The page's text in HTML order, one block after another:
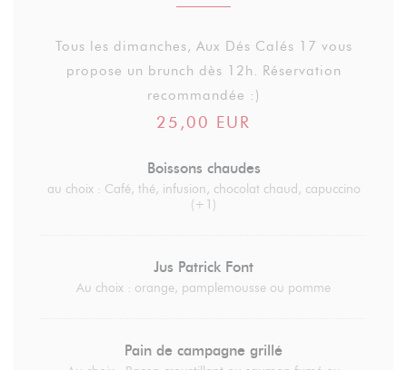
Tous les dimanches, Aux Dés Calés 17 vous
propose un brunch dès 12h. Réservation
recommandée :)
25,00 EUR
Boissons chaudes
au choix : Café, thé, infusion, chocolat chaud, capuccino
(+1)
Jus Patrick Font
Au choix : orange, pamplemousse ou pomme
Pain de campagne grillé